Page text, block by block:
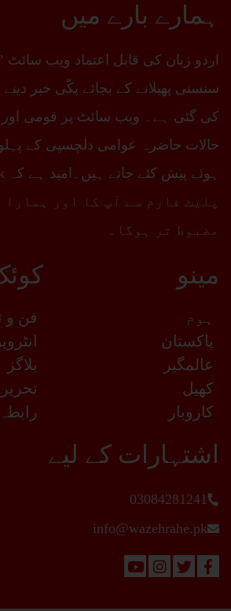
ہمارے بارے میں
اردو زبان کی قابل اعتماد ویب سائٹ
سنسنی پھیلانے کے بجائے پکّی خبر
کی گئی ہے۔ ویب سائٹ پر قومی اور
حالات حاضرہ عوامی دلچسپی کے
پلیٹ فارم سے آپ کا اور
مضبوط تر ہوگا۔
مینو
ہوم
پاکستان
عالمگیر
کھیل
کاروبار
فن و
بلاگز
رابطہ
اشتہارات کے لیے
03084281241
info@wazehrahe.pk